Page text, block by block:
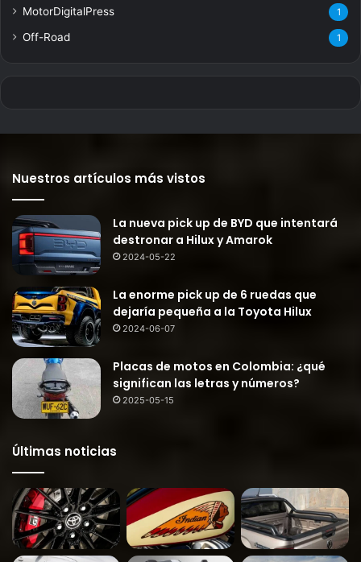
MotorDigitalPress 1
Off-Road 1
Nuestros artículos más vistos
La nueva pick up de BYD que intentará
destronar a Hilux y Amarok
2024-05-22
La enorme pick up de 6 ruedas que
dejaría pequeña a la Toyota Hilux
2024-06-07
Placas de motos en Colombia: ¿qué
significan las letras y números?
2025-05-15
Últimas noticias